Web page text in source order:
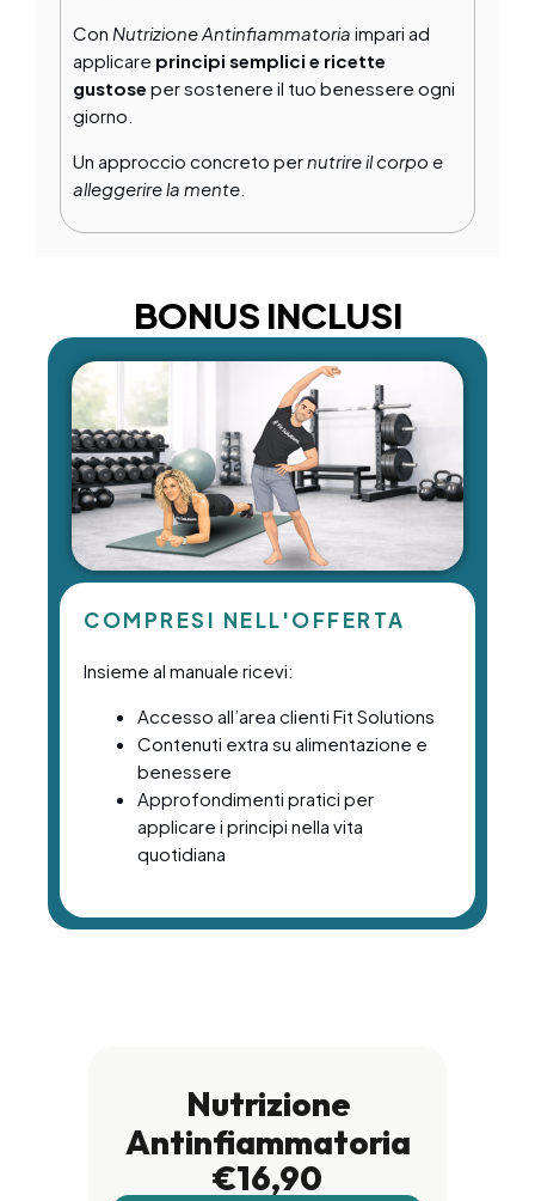
Con Nutrizione Antinfiammatoria impari ad
applicare principi semplici e ricette
gustose per sostenere il tuo benessere ogni
giorno.
Un approccio concreto pernutrire il corpo e
alleggerire la mente
BONUS INCLUSI
COMPRESI NELL'OFFERTA
Insieme al manuale ricevi:
Accesso all’area clienti Fit Solutions
Contenuti extra su alimentazione e
benessere
Approfondimenti pratici per
applicare i principi nella vita
quotidiana
Nutrizione
Antinfiammatoria
€16,90